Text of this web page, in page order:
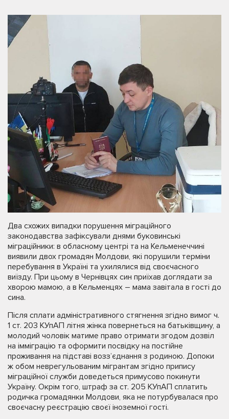
Два схожих випадки порушення міграційного
законодавства зафіксували днями буковинські
міграційники: в обласному центрі та на Кельменеччині
виявили двох громадян Молдови, які порушили терміни
перебування в Україні та ухилялися від своєчасного
виїзду. При цьому в Чернівцях син приїхав доглядати за
хворою мамою, а в Кельменцях – мама завітала в гості до
сина.
Після сплати адміністративного стягнення згідно вимог ч.
1 ст. 203 КУпАП літня жінка повернеться на батьківщину, а
молодий чоловік матиме право отримати згодом дозвіл
на імміграцію та оформити посвідку на постійне
проживання на підставі возз’єднання з родиною. Допоки
ж обом неврегульованим мігрантам згідно припису
міграційної служби доведеться примусово покинути
Україну. Окрім того, штраф за ст. 205 КУпАП сплатить
родичка громадянки Молдови, яка не потурбувалася про
своєчасну реєстрацію своєї іноземної гості.